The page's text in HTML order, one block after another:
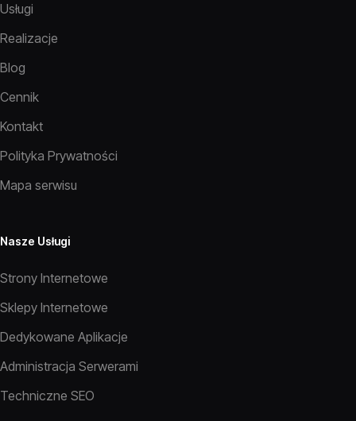
Usługi
Realizacje
Blog
Cennik
Kontakt
Polityka Prywatności
Mapa serwisu
Nasze Usługi
Strony Internetowe
Sklepy Internetowe
Dedykowane Aplikacje
Administracja Serwerami
Techniczne SEO